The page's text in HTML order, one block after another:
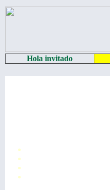
Hola invitado